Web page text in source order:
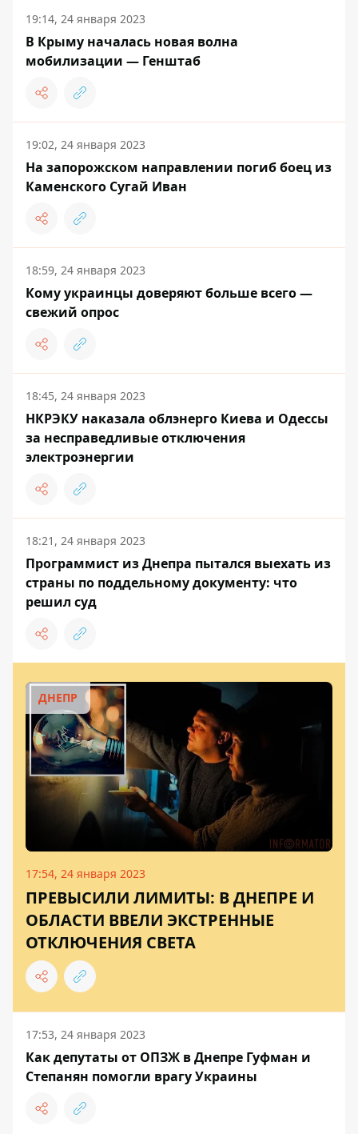
19:14, 24 января 2023
В Крыму началась новая волна
мобилизации — Генштаб
19:02, 24 января 2023
На запорожском направлении погиб боец из
Каменского Сугай Иван
18:59, 24 января 2023
Кому украинцы доверяют больше всего —
свежий опрос
18:45, 24 января 2023
НКРЭКУ наказала облэнерго Киева и Одессы
за несправедливые отключения
электроэнергии
18:21, 24 января 2023
Программист из Днепра пытался выехать из
страны по поддельному документу: что
решил суд
ДНЕПР
17:54, 24 января 2023
ПРЕВЫСИЛИ ЛИМИТЫ: В ДНЕПРЕ И
ОБЛАСТИ ВВЕЛИ ЭКСТРЕННЫЕ
ОТКЛЮЧЕНИЯ СВЕТА
17:53, 24 января 2023
Как депутаты от ОПЗЖ в Днепре Гуфман и
Степанян помогли врагу Украины